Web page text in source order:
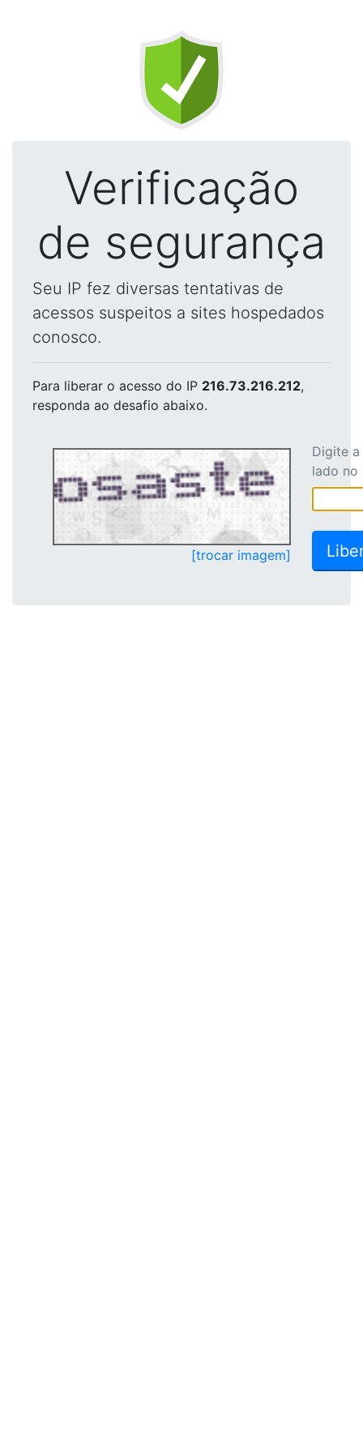
Verificação
de segurança
Seu IP fez diversas tentativas de
acessos suspeitos a sites hospedados
conosco.
Para liberar o acesso do IP 216.73.216.212,
responda ao desafio abaixo.
[trocar imagem]
Digite
lado no